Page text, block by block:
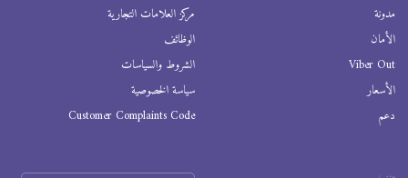
مدونة
الأمان
Viber Out
الأسعار
دعم
مركز العلامات التجارية
الوظائف
الشروط والسياسات
سياسة الخصوصية
Customer Complaints Code